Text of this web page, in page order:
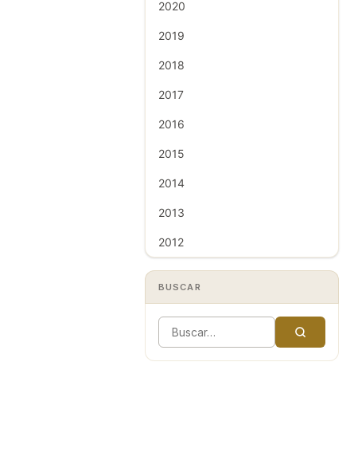
2020
2019
2018
2017
2016
2015
2014
2013
2012
BUSCAR